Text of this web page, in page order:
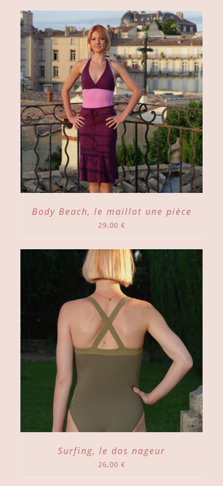
Body Beach, le maillot une pièce
29,00 €
Surfing, le dos nageur
26,00 €